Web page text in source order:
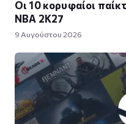
Οι 10 κορυφαίοι
NBA 2K27
9 Αυγούστου 2026